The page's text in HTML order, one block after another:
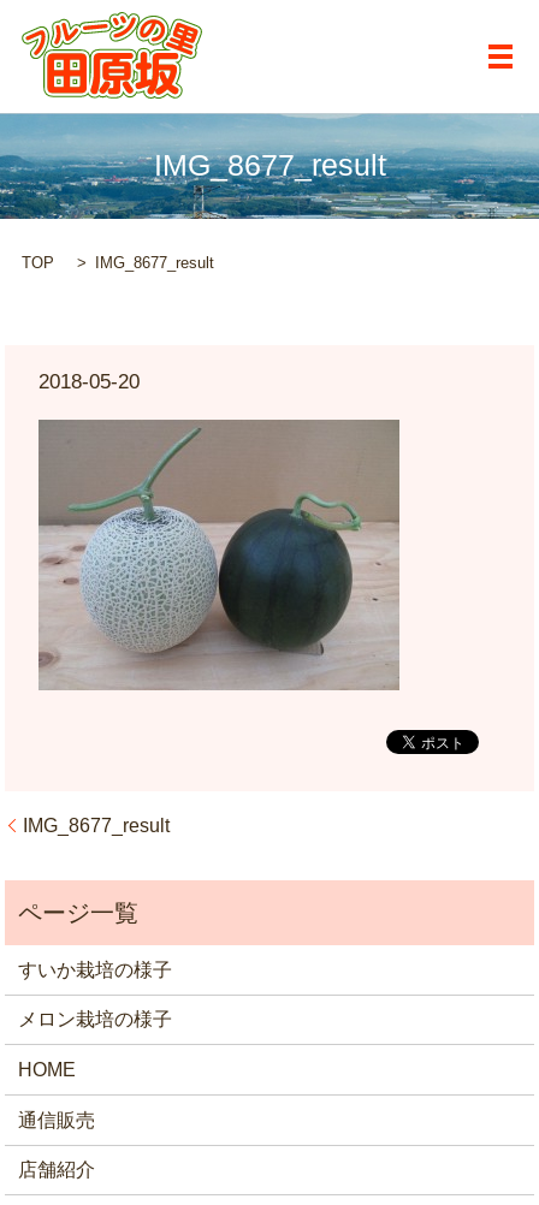
メ
IMG_8677_result
TOP IMG_8677_result
2018-05-20
IMG_8677_result
すいか栽培の様子
メロン栽培の様子
HOME
通信販売
店舗紹介